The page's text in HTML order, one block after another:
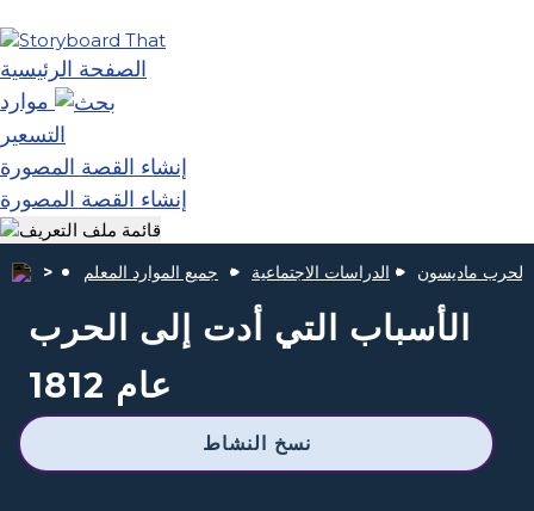
الصفحة الرئيسية
موارد
التسعير
إنشاء القصة المصورة
إنشاء القصة المصورة
جميع الموارد المعلم الدراسات الاجتماعية
الأسباب التي أدت إلى الحرب
عام 1812
نسخ النشاط